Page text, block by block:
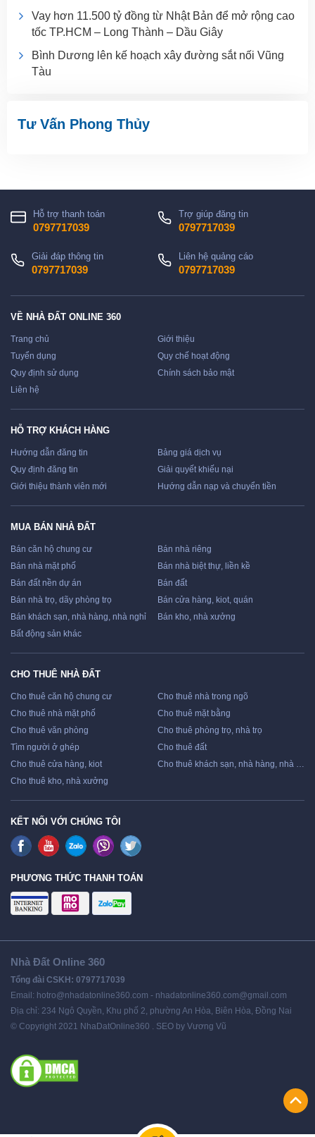
Vay hơn 11.500 tỷ đồng từ Nhật Bản để mở rộng cao
tốc TP.HCM – Long Thành – Dầu Giây
Bình Dương lên kế hoạch xây đường sắt nối Vũng
Tàu
Tư Vấn Phong Thủy
Hỗ trợ thanh toán
0797717039
Trợ giúp đăng tin
0797717039
Giải đáp thông tin
0797717039
Liên hệ quảng cáo
0797717039
VỀ NHÀ ĐẤT ONLINE 360
Trang chủ
Giới thiệu
Tuyển dụng
Quy chế hoạt động
Quy định sử dụng
Chính sách bảo mật
Liên hệ
HỖ TRỢ KHÁCH HÀNG
Hướng dẫn đăng tin
Bảng giá dịch vụ
Quy định đăng tin
Giải quyết khiếu nại
Giới thiệu thành viên mới
Hướng dẫn nạp và chuyển tiền
MUA BÁN NHÀ ĐẤT
Bán căn hộ chung cư
Bán nhà riêng
Bán nhà mặt phố
Bán nhà biệt thự, liền kề
Bán đất nền dự án
Bán đất
Bán nhà trọ, dãy phòng trọ
Bán cửa hàng, kiot, quán
Bán khách sạn, nhà hàng, nhà nghỉ
Bán kho, nhà xưởng
Bất động sản khác
CHO THUÊ NHÀ ĐẤT
Cho thuê căn hộ chung cư
Cho thuê nhà trong ngõ
Cho thuê nhà mặt phố
Cho thuê mặt bằng
Cho thuê văn phòng
Cho thuê phòng trọ, nhà trọ
Tìm người ở ghép
Cho thuê đất
Cho thuê cửa hàng, kiot
Cho thuê khách sạn, nhà hàng, nhà nghỉ
Cho thuê kho, nhà xưởng
KẾT NỐI VỚI CHÚNG TÔI
PHƯƠNG THỨC THANH TOÁN
Nhà Đất Online 360
Tổng đài CSKH: 0797717039
Email: hotro@nhadatonline360.com - nhadatonline360.com@gmail.com
Địa chỉ: 234 Ngô Quyền, Khu phố 2, phường An Hòa, Biên Hòa, Đồng Nai
© Copyright 2021 NhaDatOnline360 . SEO by Vương Vũ